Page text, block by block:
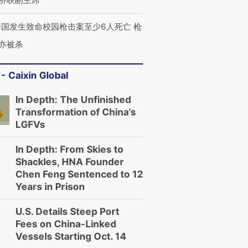
发生致命校园枪击案至少6人死亡 枪
被杀
Caixin Global
In Depth: The Unfinished
Transformation of China’s
LGFVs
In Depth: From Skies to
Shackles, HNA Founder
Chen Feng Sentenced to 12
Years in Prison
U.S. Details Steep Port
Fees on China-Linked
Vessels Starting Oct. 14